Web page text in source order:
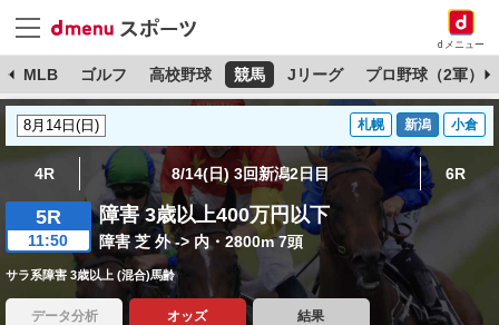
dメニュー
MLB ゴルフ 高校野球 競馬 Jリーグ プロ野球（2軍）
札幌 新潟 小倉
4R 8/14(日) 3回新潟2日目 6R
5R
11:50
障害 3歳以上400万円以下
障害 芝 外 -> 内・2800m 7頭
サラ系障害 3歳以上 (混合)馬齢
データ分析 オッズ 結果